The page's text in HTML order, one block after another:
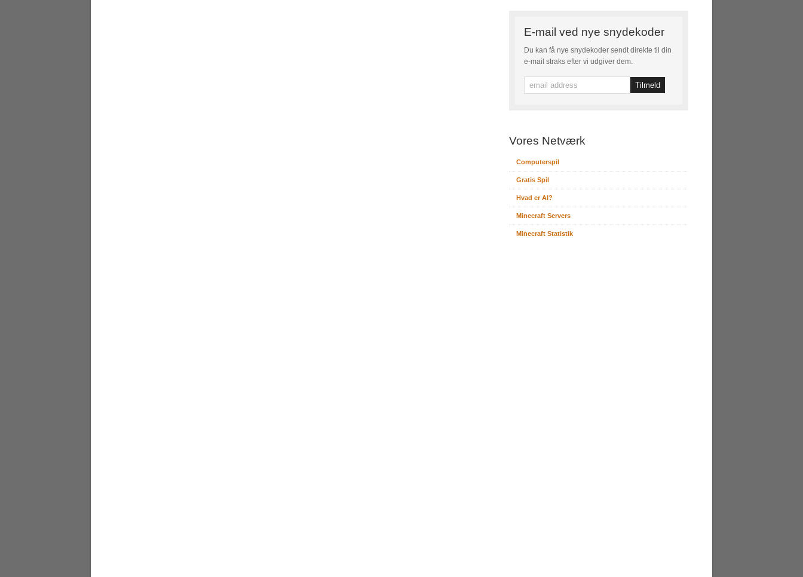
E-mail ved nye snydekoder
Du kan få nye snydekoder sendt direkte til din
e-mail straks efter vi udgiver dem.
Vores Netværk
Computerspil
Gratis Spil
Hvad er AI?
Minecraft Servers
Minecraft Statistik